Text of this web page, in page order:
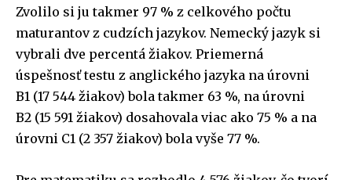
Zvolilo si ju takmer 97 % z celkového počtu
maturantov z cudzích jazykov. Nemecký jazyk si
vybrali dve percentá žiakov. Priemerná
úspešnosť testu z anglického jazyka na úrovni
B1 (17 544 žiakov) bola takmer 63 %, na úrovni
B2 (15 591 žiakov) dosahovala viac ako 75 % a na
úrovni C1 (2 357 žiakov) bola vyše 77 %.